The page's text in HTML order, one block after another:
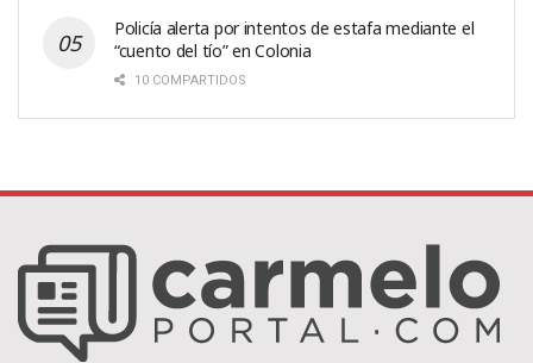
Policía alerta por intentos de estafa mediante el
“cuento del tío” en Colonia
10 COMPARTIDOS